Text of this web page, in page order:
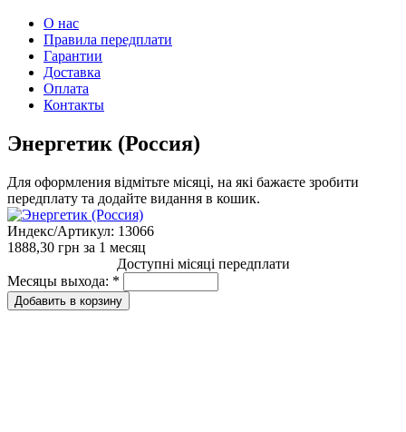
О нас
Правила передплати
Гарантии
Доставка
Оплата
Контакты
Энергетик (Россия)
Для оформления відмітьте місяці, на які бажаєте зробити
передплату та додайте видання в кошик.
Индекс/Артикул: 13066
1888,30 грн за 1 месяц
Доступні місяці передплати
Месяцы выхода: *